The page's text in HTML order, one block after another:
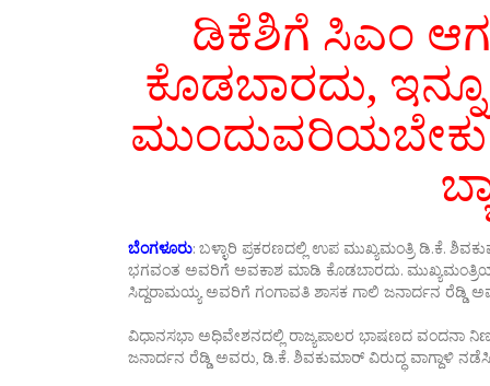
ಡಿಕೆಶಿಗೆ ಸಿಎಂ
ಕೊಡಬಾರದು,
ಮುಂದುವರಿಯಬೇಕು:
ಬೆಂಗಳೂರು: ಬಳ್ಳಾರಿ ಪ್ರಕರಣದಲ್ಲಿ ಉಪ ಮುಖ್ಯಮಂತ್ರಿ ಡಿ.ಕೆ.
ಭಗವಂತ ಅವರಿಗೆ ಅವಕಾಶ ಮಾಡಿ ಕೊಡಬಾರದು.
ಸಿದ್ದರಾಮಯ್ಯ ಅವರಿಗೆ ಗಂಗಾವತಿ ಶಾಸಕ ಗಾಲಿ ಜನಾರ್ದನ ರೆಡ್ಡಿ
ವಿಧಾನಸಭಾ ಅಧಿವೇಶನದಲ್ಲಿ ರಾಜ್ಯಪಾಲರ ಭಾಷಣದ ವಂದನಾ
ಜನಾರ್ದನ ರೆಡ್ಡಿ ಅವರು, ಡಿ.ಕೆ. ಶಿವಕುಮಾರ್ ವಿರುದ್ಧ ವಾಗ್ದಾಳಿ